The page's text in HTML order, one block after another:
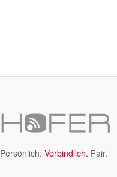
Persönlich. Verbindlich. Fair.